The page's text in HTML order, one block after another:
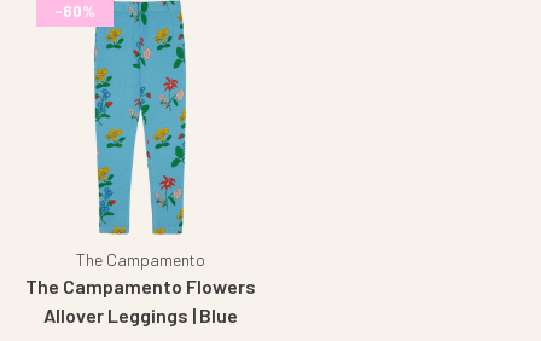
-60%
The Campamento
The Campamento Flowers
Allover Leggings | Blue